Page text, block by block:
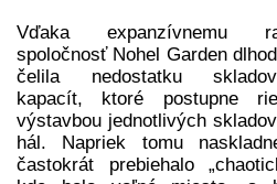
Vďaka expanzívnemu
spoločnosť Nohel Garden
čelila nedostatku
kapacít, ktoré postupne
výstavbou jednotlivých
hál. Napriek tomu
častokrát prebiehalo